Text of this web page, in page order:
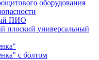
оборудования
ПИО
плоский универсальный
с болтом